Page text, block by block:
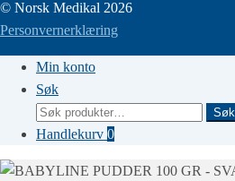
© Norsk Medikal 2026
Personvernerklæring
Min konto
Søk
Søk
etter:
Søk
Handlekurv 0